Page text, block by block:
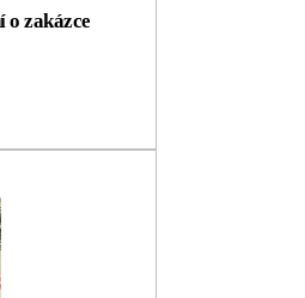
o zakázce